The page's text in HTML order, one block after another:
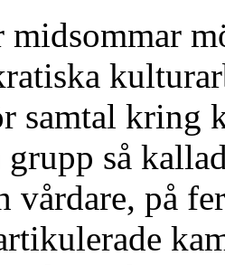
midsommar
samtal
grupp så
vårdare, på